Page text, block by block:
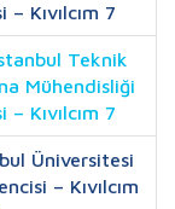
Kıvılcım 7
Teknik
Mühendisliği
Kıvılcım 7
Üniversitesi
– Kıvılcım